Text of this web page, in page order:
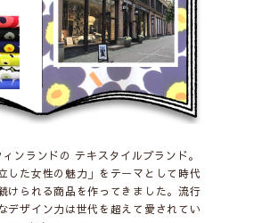
ンランドの テキスタイルブランド。
した女性の魅力」をテーマとして時代
けられる商品を作ってきました。流行
デザイン力は世代を超えて愛されてい